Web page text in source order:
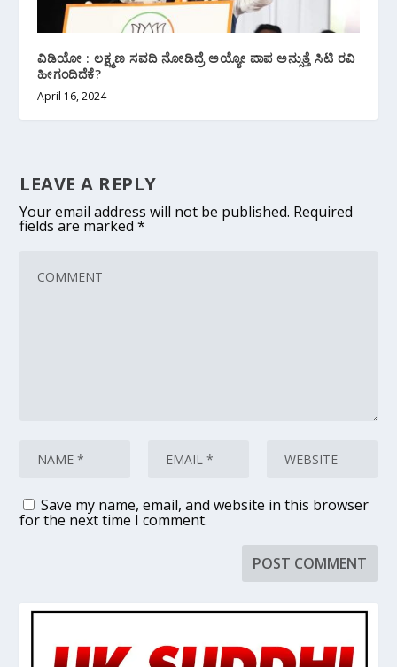
ವಿಡಿಯೋ : ಲಕ್ಷ್ಮಣ ಸವದಿ ನೋಡಿದ್ರೆ ಅಯ್ಯೋ ಪಾಪ ಅನ್ಸುತ್ತೆ ಸಿಟಿ ರವಿ
ಹೀಗಂದಿದೆಕೆ?
April 16, 2024
LEAVE A REPLY
Your email address will not be published. Required
fields are marked*
Save my name, email, and website in this browser
for the next time I comment.